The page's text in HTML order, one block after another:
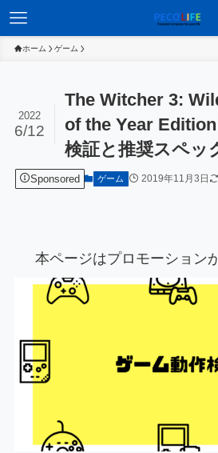
ホーム ゲーム
The Witcher 3:
of the Year
検証と推奨スペッ
2022
6/12
Sponsored ゲーム 2019年11月3日
本ページはプロモーション